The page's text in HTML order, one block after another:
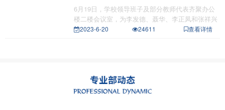
6月19日，学校领导班子及部分教师代表齐聚办公
楼二楼会议室，为李发德、聂华、李正凤和张祥兴
四位退休教
2023-6-20 24611 查看详情